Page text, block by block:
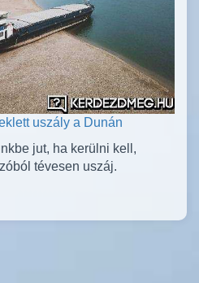
uszály a Dunán
jut, ha kerülni kell,
tévesen uszáj.